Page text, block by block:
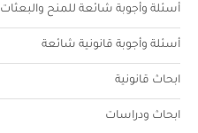
أسئلة وأجوبة شائعة للمنح والبعثات
أسئلة وأجوبة قانونية شائعة
ابحاث قانونية
ابحاث ودراسات